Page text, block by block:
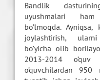
Bandlik
uyushmalari ham
bo’lmoqda.
joylashtirish,
bo’yicha olib
2013-2014
o’quvchilardan